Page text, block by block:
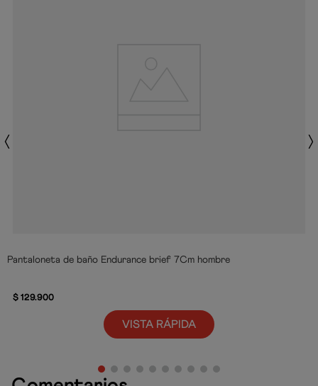
Pantaloneta de baño Endurance brief 7Cm hombre
$129.900
VISTA RÁPIDA